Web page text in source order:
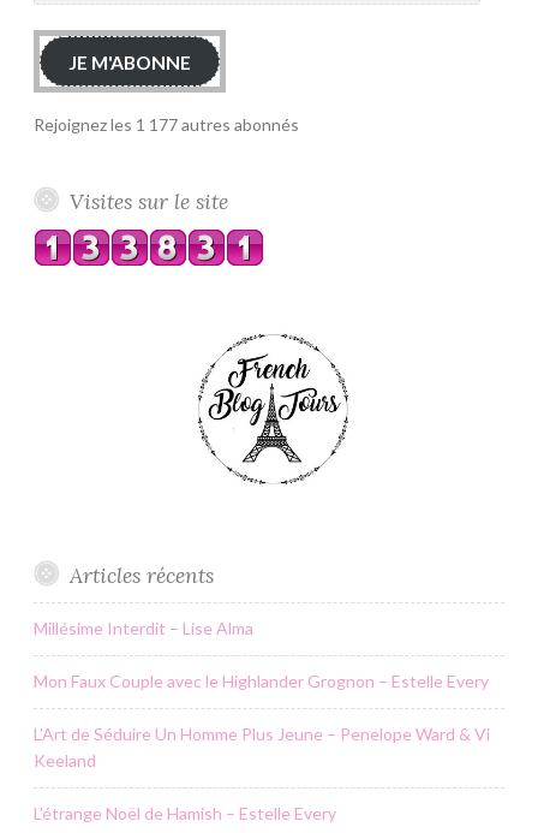
mail
JE M'ABONNE
Rejoignez les 1 177 autres abonnés
Visites sur le site
Articles récents
Millésime Interdit – Lise Alma
Mon Faux Couple avec le Highlander Grognon – Estelle Every
L’Art de Séduire Un Homme Plus Jeune – Penelope Ward & Vi
Keeland
L’étrange Noël de Hamish – Estelle Every